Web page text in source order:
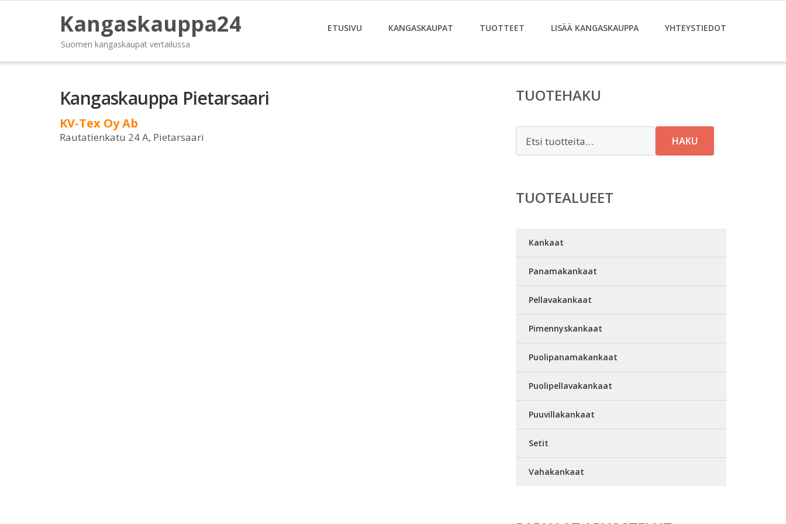
Kangaskauppa24
Suomen kangaskaupat vertailussa
ETUSIVU KANGASKAUPAT TUOTTEET LISÄÄ KANGASKAUPPA YHTEYSTIEDOT
Kangaskauppa Pietarsaari
KV-Tex Oy Ab
Rautatienkatu 24 A, Pietarsaari
TUOTEHAKU
HAKU
TUOTEALUEET
Kankaat
Panamakankaat
Pellavakankaat
Pimennyskankaat
Puolipanamakankaat
Puolipellavakankaat
Puuvillakankaat
Setit
Vahakankaat